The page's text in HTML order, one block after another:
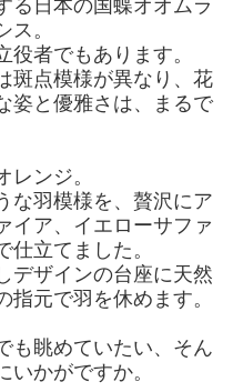
る日本の国蝶オオムラ
。
者でもあります。
斑点模様が異なり、花
姿と優雅さは、まるで
ンジ。
な羽模様を、贅沢にア
イア、イエローサファ
立てました。
デザインの台座に天然
元で羽を休めます。
も眺めていたい、そん
かがですか。